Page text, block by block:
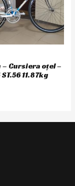
– Cursiera oțel –
11.87kg